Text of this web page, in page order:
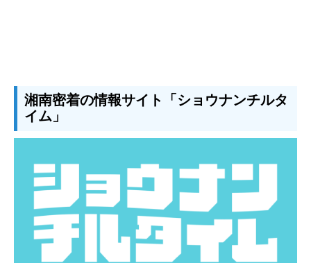
湘南密着の情報サイト「ショウナンチルタ
イム」